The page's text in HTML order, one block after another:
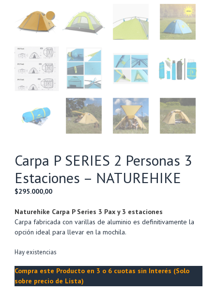
Carpa P SERIES 2 Personas 3
Estaciones – NATUREHIKE
$295.000,00
Naturehike Carpa P Series 3 Pax y 3 estaciones
Carpa fabricada con varillas de aluminio es definitivamente la
opción ideal para llevar en la mochila.
Hay existencias
Compra este Producto en 3 o 6 cuotas sin Interés (Solo
sobre precio de Lista)